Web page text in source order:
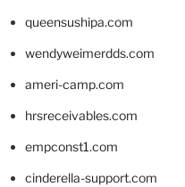
queensushipa.com
wendyweimerdds.com
ameri-camp.com
hrsreceivables.com
empconst1.com
cinderella-support.com